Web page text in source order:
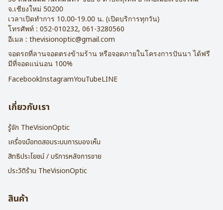
จ.เชียงใหม่ 50200
เวลาเปิดทำการ 10.00-19.00 น. (เปิดบริการทุกวัน)
โทรศัพท์ : 052-010232, 061-3280560
อีเมล : thevisionoptic@gmail.com
จอดรถที่ลานจอดตรงข้ามร้าน หรือจอดภายในโครงการปันนา ได้ฟรี
มีที่จอดแน่นอน 100%
FacebookInstagramYouTubeLINE
เกี่ยวกับเรา
รู้จัก TheVisionOptic
เครื่องมือทดสอบระบบการมองเห็น
สิทธิประโยชน์ / บริการหลังการขาย
ประวัติร้าน TheVisionOptic
สินค้า